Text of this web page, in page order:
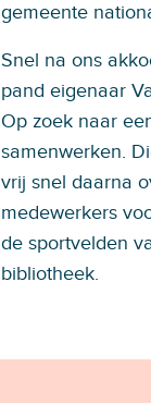
gemeente
Snel na ons
pand eigenaar
Op zoek naar
samenwerken.
vrij snel daarna
medewerkers
de sportvelden
bibliotheek.